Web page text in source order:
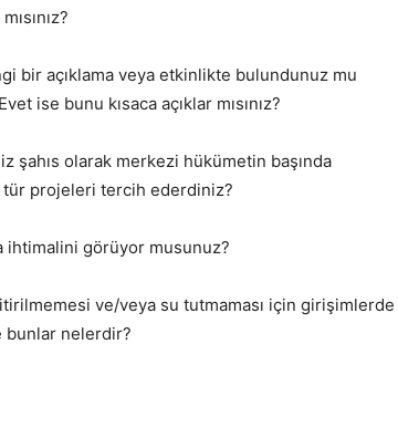
bir açıklama veya etkinlikte bulundunuz mu
ise bunu kısaca açıklar mısınız?
şahıs olarak merkezi hükümetin başında
tür projeleri tercih ederdiniz?
ihtimalini görüyor musunuz?
ve/veya su tutmaması için girişimlerde
bunlar nelerdir?